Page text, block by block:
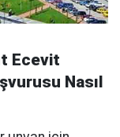
Ecevit
Nasıl